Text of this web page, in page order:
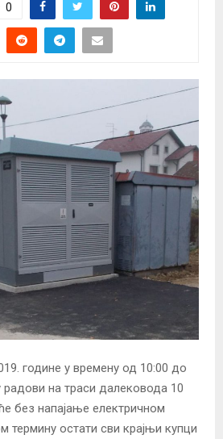
0
године у времену од 10:00 до
радови на траси далековода 10
без напајање електричном
термину остати сви крајњи купци